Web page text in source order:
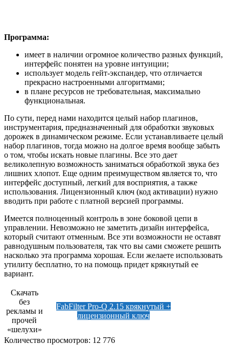
Программа:
имеет в наличии огромное количество разных функций,
интерфейс понятен на уровне интуиции;
использует модель гейт-экспандер, что отличается
прекрасно настроенными алгоритмами;
в плане ресурсов не требовательная, максимально
функциональная.
По сути, перед нами находится целый набор плагинов,
инструментария, предназначенный для обработки звуковых
дорожек в динамическом режиме. Если устанавливаете целый
набор плагинов, тогда можно на долгое время вообще забыть
о том, чтобы искать новые плагины. Все это дает
великолепную возможность заниматься обработкой звука без
лишних хлопот. Еще одним преимуществом является то, что
интерфейс доступный, легкий для восприятия, а также
использования. Лицензионный ключ (код активации) нужно
вводить при работе с платной версией программы.
Имеется полноценный контроль в зоне боковой цепи в
управлении. Невозможно не заметить дизайн интерфейса,
который считают отменным. Все эти возможности не оставят
равнодушным пользователя, так что вы сами сможете решить
насколько эта программа хорошая. Если желаете использовать
утилиту бесплатно, то на помощь придет крякнутый ее
вариант.
Скачать
без
рекламы и
прочей
«шелухи»
FabFilter Pro-Q 2.15 крякнутый +
лицензионный ключ
Количество просмотров: 12 776